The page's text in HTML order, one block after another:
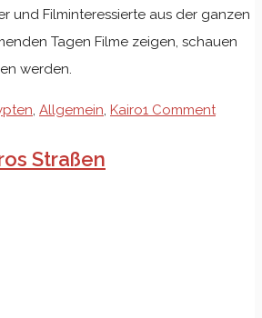
und Filminteressierte aus der ganzen
Tagen Filme zeigen, schauen
werden.
, Allgemein, Kairo1 Comment
Straßen